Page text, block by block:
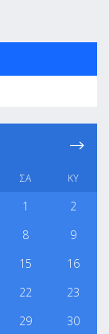
ΣΑ ΚΥ
1
2
8
9
15
16
22
23
29
30